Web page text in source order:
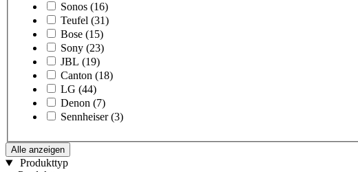
Sonos (16)
Teufel (31)
Bose (15)
Sony (23)
JBL (19)
Canton (18)
LG (44)
Denon (7)
Sennheiser (3)
Alle anzeigen
Produkttyp